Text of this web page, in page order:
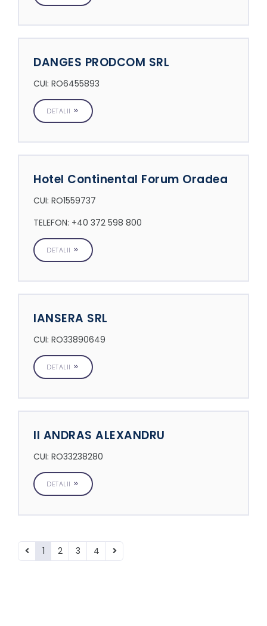
DANGES PRODCOM SRL
CUI: RO6455893
DETALII
Hotel Continental Forum Oradea
CUI: RO1559737
TELEFON: +40 372 598 800
DETALII
IANSERA SRL
CUI: RO33890649
DETALII
II ANDRAS ALEXANDRU
CUI: RO33238280
DETALII
1 2 3 4